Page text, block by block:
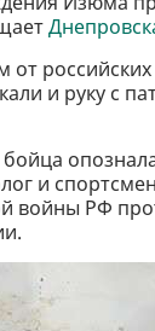
и руку с
и
войны РФ